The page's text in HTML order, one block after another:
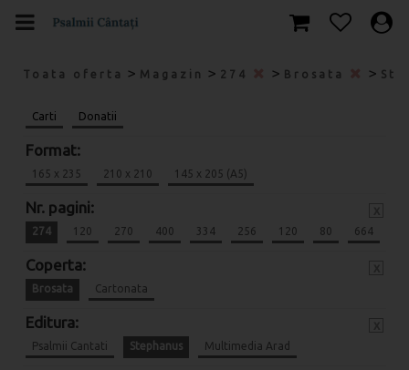
Toata oferta > Magazin > 274 > Brosata >
Carti Donatii
Format:
165 x 235 210 x 210 145 x 205 (A5)
Nr. pagini:
274 120 270 400 334 256 120 80 664
Coperta:
Brosata Cartonata
Editura:
Psalmii Cantati Stephanus Multimedia Arad